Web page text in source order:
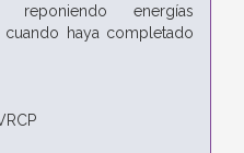
energías
cuando haya completado